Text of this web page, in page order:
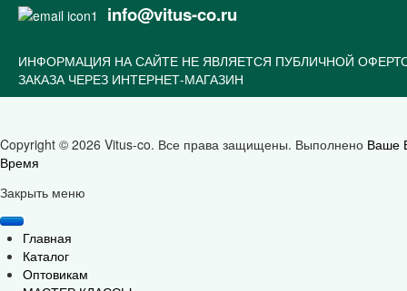
info@vitus-co.ru
ИНФОРМАЦИЯ НА САЙТЕ НЕ ЯВЛЯЕТСЯ ПУБЛИЧНОЙ
ЗАКАЗА ЧЕРЕЗ ИНТЕРНЕТ-МАГАЗИН
Copyright © 2026 Vitus-co. Все права защищены. Выполнено Ваше
Время
Закрыть меню
Главная
Каталог
Оптовикам